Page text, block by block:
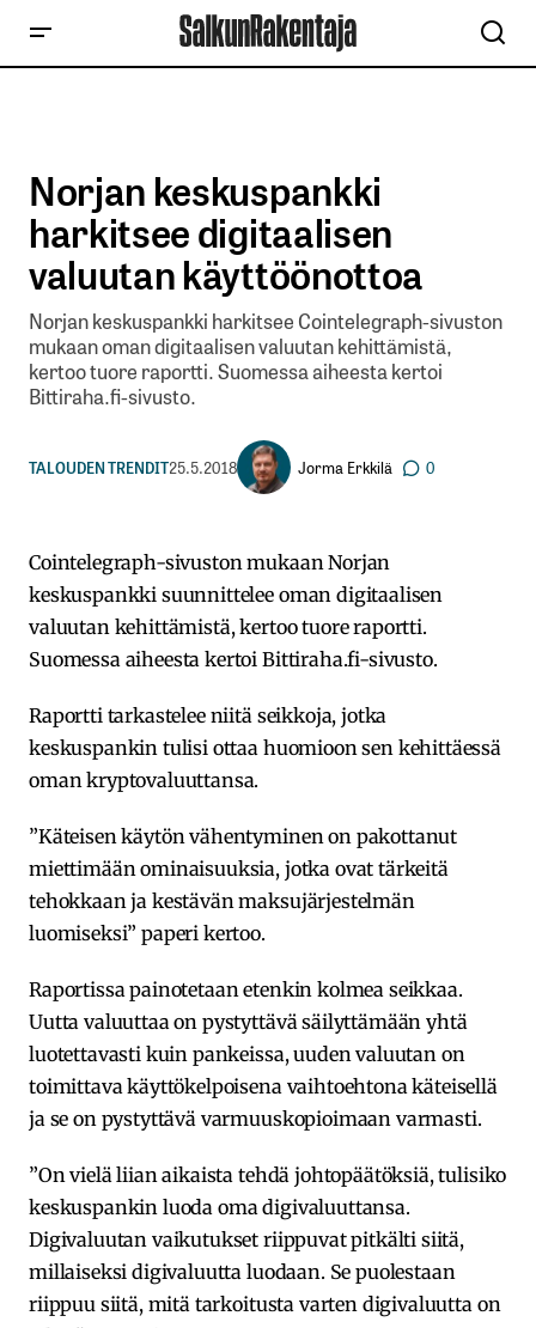
Norjan keskuspankki
harkitsee digitaalisen
valuutan käyttöönottoa
Norjan keskuspankki harkitsee Cointelegraph-sivuston
mukaan oman digitaalisen valuutan kehittämistä,
kertoo tuore raportti. Suomessa aiheesta kertoi
Bittiraha.fi-sivusto.
TALOUDEN TRENDIT25.5.2018 Jorma Erkkilä 0
Cointelegraph-sivuston mukaan Norjan
keskuspankki suunnittelee oman digitaalisen
valuutan kehittämistä, kertoo tuore raportti.
Suomessa aiheesta kertoi Bittiraha.fi-sivusto.
Raportti tarkastelee niitä seikkoja, jotka
keskuspankin tulisi ottaa huomioon sen kehittäessä
oman kryptovaluuttansa.
”Käteisen käytön vähentyminen on pakottanut
miettimään ominaisuuksia, jotka ovat tärkeitä
tehokkaan ja kestävän maksujärjestelmän
luomiseksi” paperi kertoo.
Raportissa painotetaan etenkin kolmea seikkaa.
Uutta valuuttaa on pystyttävä säilyttämään yhtä
luotettavasti kuin pankeissa, uuden valuutan on
toimittava käyttökelpoisena vaihtoehtona käteisellä
ja se on pystyttävä varmuuskopioimaan varmasti.
”On vielä liian aikaista tehdä johtopäätöksiä, tulisiko
keskuspankin luoda oma digivaluuttansa.
Digivaluutan vaikutukset riippuvat pitkälti siitä,
millaiseksi digivaluutta luodaan. Se puolestaan
riippuu siitä, mitä tarkoitusta varten digivaluutta on